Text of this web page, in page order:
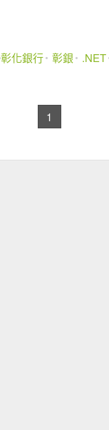
彰化銀行 彰銀 .NET
1